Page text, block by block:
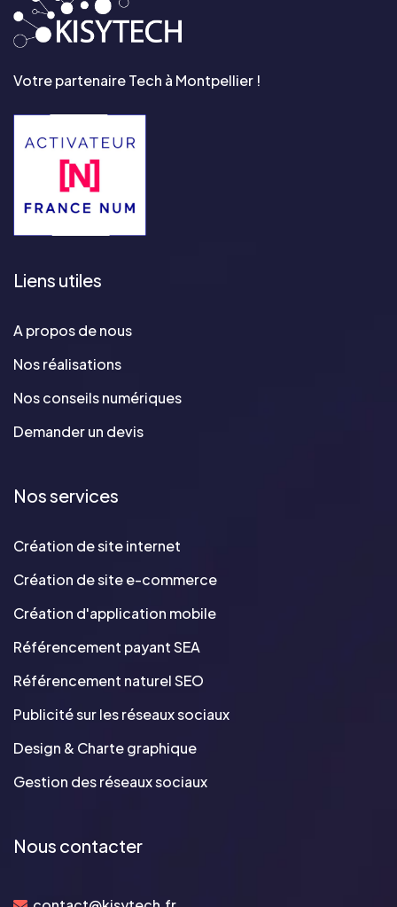
Votre partenaire Tech à Montpellier !
Liens utiles
A propos de nous
Nos réalisations
Nos conseils numériques
Demander un devis
Nos services
Création de site internet
Création de site e-commerce
Création d'application mobile
Référencement payant SEA
Référencement naturel SEO
Publicité sur les réseaux sociaux
Design & Charte graphique
Gestion des réseaux sociaux
Nous contacter